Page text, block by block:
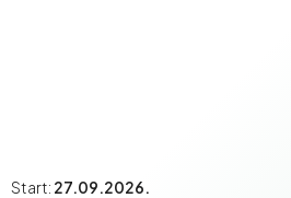
Start: 27.09.2026.